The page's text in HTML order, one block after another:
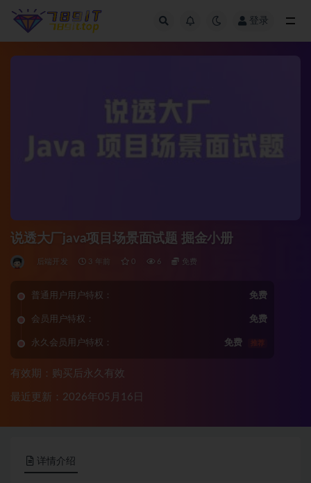
登录
说透大厂java项目场景面试题 掘金小册
后端开发 3 年前 0 6 免费
普通用户用户特权： 免费
会员用户特权： 免费
永久会员用户特权： 免费 推荐
有效期：购买后永久有效
最近更新：2026年05月16日
详情介绍